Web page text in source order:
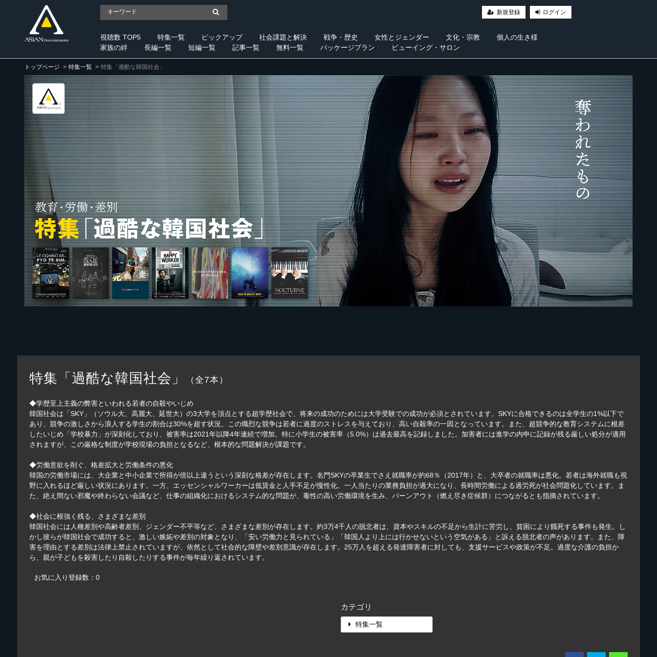
新規登録 ログイン
視聴数 TOP5 特集一覧 ピックアップ 社会課題と解決 戦争・歴史 女性とジェンダー 文化・宗教
個人の生き様
家族の絆
長編一覧 短編一覧 記事一覧 無料一覧 パッケージプラン ビューイング・サロン
トップページ 特集一覧 特集「過酷な韓国社会」
特集「過酷な韓国社会」 （全7本）
◆学歴至上主義の弊害といわれる若者の自殺やいじめ
韓国社会は「SKY」（ソウル大、高麗大、延世大）の3大学を頂点とする超学歴社会で、将来の成功のためには大学受験での成功が必須とされています。SKYに合格できるのは全学生の1%以下で
あり、競争の激しさから浪人する学生の割合は30%を超す状況。この熾烈な競争は若者に過度のストレスを与えており、高い自殺率の一因となっています。また、超競争的な教育システムに根差
したいじめ「学校暴力」が深刻化しており、被害率は2021年以降4年連続で増加。特に小学生の被害率（5.0%）は過去最高を記録しました。加害者には進学の内申に記録が残る厳しい処分が適用
されますが、この厳格な制度が学校現場の負担となるなど、根本的な問題解決が課題です。
◆労働意欲を削ぐ、格差拡大と労働条件の悪化
韓国の労働市場には、大企業と中小企業で所得が倍以上違うという深刻な格差が存在します。名門SKYの卒業生でさえ就職率が約68％（2017年）と、大卒者の就職率は悪化。若者は海外就職も視
野に入れるほど厳しい状況にあります。一方、エッセンシャルワーカーは低賃金と人手不足が慢性化。一人当たりの業務負担が過大になり、長時間労働による過労死が社会問題化しています。ま
た、絶え間ない邪魔や終わらない会議など、仕事の組織化におけるシステム的な問題が、毒性の高い労働環境を生み、バーンアウト（燃え尽き症候群）につながるとも指摘されています。
◆社会に根強く残る、さまざまな差別
韓国社会には人種差別や高齢者差別、ジェンダー不平等など、さまざまな差別が存在します。約3万4千人の脱北者は、資本やスキルの不足から生計に苦労し、貧困により餓死する事件も発生。し
かし彼らが韓国社会で成功すると、激しい嫉妬や差別の対象となり、「安い労働力と見られている」「韓国人より上には行かせないという空気がある」と訴える脱北者の声があります。また、障
害を理由とする差別は法律上禁止されていますが、依然として社会的な障壁や差別意識が存在します。25万人を超える発達障害者に対しても、支援サービスや政策が不足。過度な介護の負担か
ら、親が子どもを殺害したり自殺したりする事件が毎年繰り返されています。
お気に入り登録数：0
カテゴリ
特集一覧